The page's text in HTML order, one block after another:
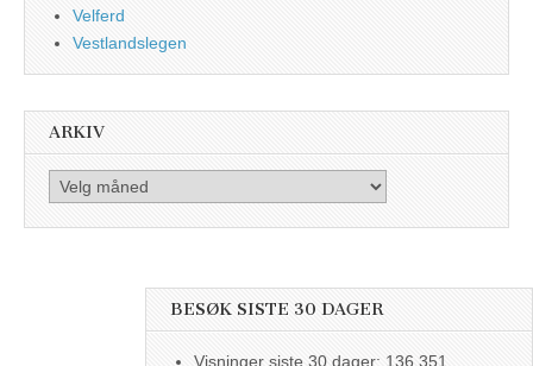
Velferd
Vestlandslegen
ARKIV
Arkiv
BESØK SISTE 30 DAGER
Visninger siste 30 dager: 136 351